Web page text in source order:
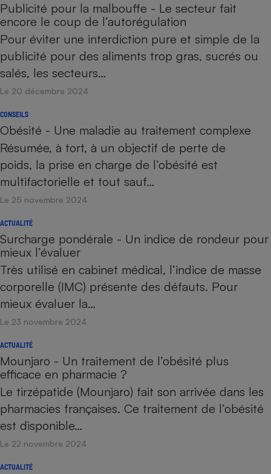
Publicité pour la malbouffe - Le secteur fait
encore le coup de l’autorégulation
Pour éviter une interdiction pure et simple de la
publicité pour des aliments trop gras, sucrés ou
salés, les secteurs…
Le 20 décembre 2024
CONSEILS
Obésité - Une maladie au traitement complexe
Résumée, à tort, à un objectif de perte de
poids, la prise en charge de l’obésité est
multifactorielle et tout sauf…
Le 25 novembre 2024
ACTUALITÉ
Surcharge pondérale - Un indice de rondeur pour
mieux l’évaluer
Très utilisé en cabinet médical, l’indice de masse
corporelle (IMC) présente des défauts. Pour
mieux évaluer la…
Le 23 novembre 2024
ACTUALITÉ
Mounjaro - Un traitement de l’obésité plus
efficace en pharmacie ?
Le tirzépatide (Mounjaro) fait son arrivée dans les
pharmacies françaises. Ce traitement de l’obésité
est disponible…
Le 22 novembre 2024
ACTUALITÉ